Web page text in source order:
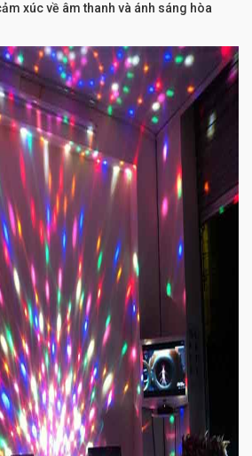
xúc về âm thanh và ánh sáng hòa